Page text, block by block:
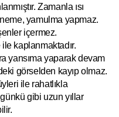
Zamanla ısı
yamulma yapmaz.
içermez.
ile kaplanmaktadır.
yansıma yaparak devam
görselden kayıp olmaz.
ile rahatlıkla
günkü gibi uzun yıllar